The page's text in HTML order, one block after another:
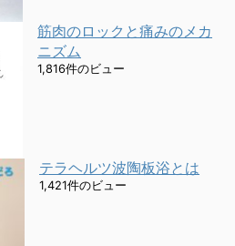
筋肉のロックと痛みのメカ
ニズム
1,816件のビュー
テラヘルツ波陶板浴とは
1,421件のビュー